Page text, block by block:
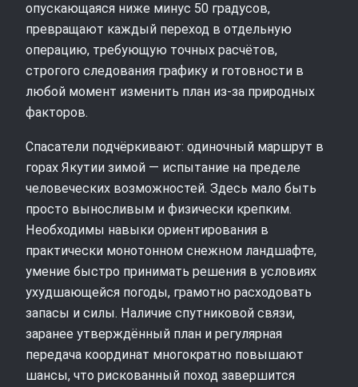
опускающаяся ниже минус 50 градусов,
превращают каждый переход в отдельную
операцию, требующую точных расчётов,
строгого следования графику и готовности в
любой момент изменить план из‑за природных
факторов.
Спасатели подчёркивают: одиночный маршрут в
горах Якутии зимой — испытание на пределе
человеческих возможностей. Здесь мало быть
просто выносливым и физически крепким.
Необходимы навыки ориентирования в
практически монотонном снежном ландшафте,
умение быстро принимать решения в условиях
ухудшающейся погоды, грамотно расходовать
запасы и силы. Наличие спутниковой связи,
заранее утверждённый план и регулярная
передача координат многократно повышают
шансы, что рискованный поход завершится